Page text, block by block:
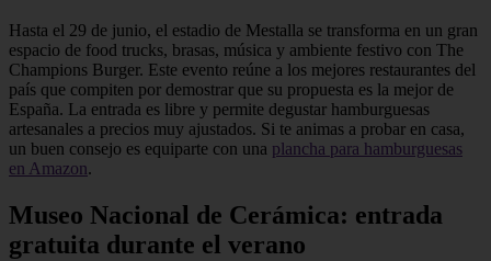
Hasta el 29 de junio, el estadio de Mestalla se transforma en un gran
espacio de food trucks, brasas, música y ambiente festivo con The
Champions Burger. Este evento reúne a los mejores restaurantes del
país que compiten por demostrar que su propuesta es la mejor de
España. La entrada es libre y permite degustar hamburguesas
artesanales a precios muy ajustados. Si te animas a probar en casa,
un buen consejo es equiparte con una plancha para hamburguesas
en Amazon.
Museo Nacional de Cerámica: entrada
gratuita durante el verano